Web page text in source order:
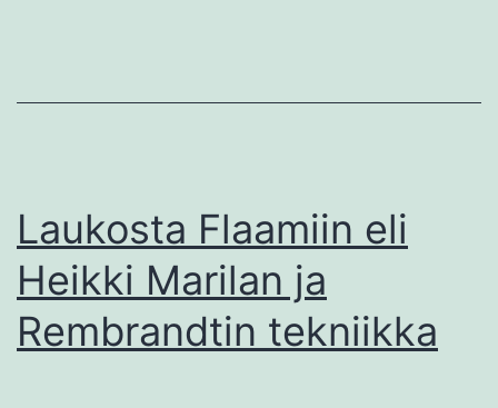
Laukosta Flaamiin eli
Heikki Marilan ja
Rembrandtin tekniikka